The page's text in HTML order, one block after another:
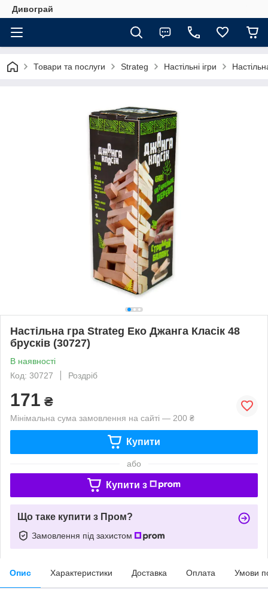
Дивограй
Товари та послуги Strateg Настільні ігри
Настільна гра Strateg Еко Джанга Класік 48
брусків (30727)
В наявності
Код: 30727
Роздріб
171 ₴
Мінімальна сума замовлення на сайті — 200 ₴
Купити
або
Купити з
Що таке купити з Пром?
Замовлення під захистом
Опис Характеристики Доставка Оплата Умови